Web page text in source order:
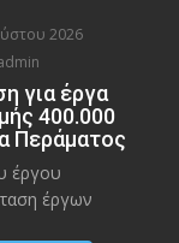
2026
για έργα
400.000
Περάματος
έργου
έργων